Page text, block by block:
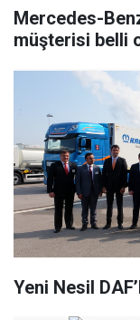
Mercedes-
müşterisi belli
Yeni Nesil